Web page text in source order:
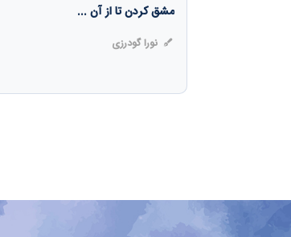
مشق کردن تا از آن ...
نورا گودرزی